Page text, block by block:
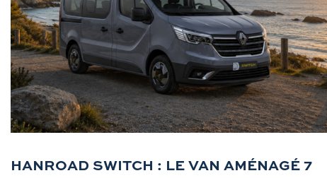
HANROAD SWITCH : LE VAN AMÉNAGÉ 7